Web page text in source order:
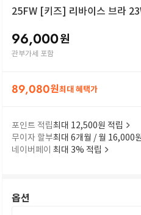
25FW [키즈] 리바이스 브라
96,000원
관부가세 포함
89,080원최대 혜택가
포인트 적립최대 12,500원 적립
무이자 할부최대 6개월 / 월 16,000
네이버페이 최대 3% 적립
옵션